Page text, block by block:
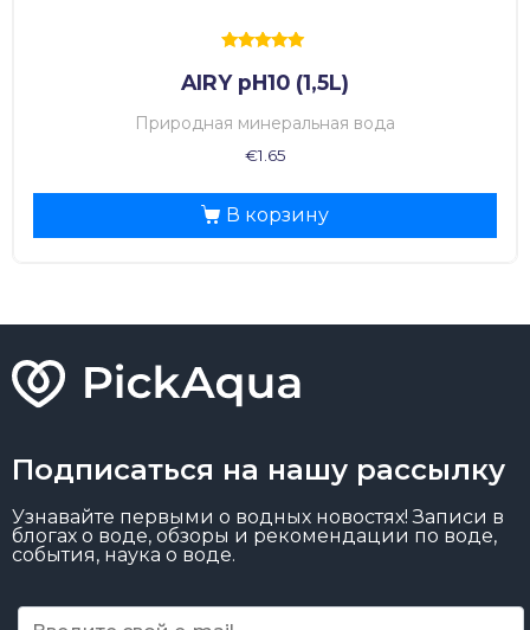
5.00
из 5
AIRY pH10 (1,5L)
Природная минеральная вода
€1.65
В корзину
Подписаться на нашу рассылку
Узнавайте первыми о водных новостях! Записи в
блогах о воде, обзоры и рекомендации по воде,
события, наука о воде.